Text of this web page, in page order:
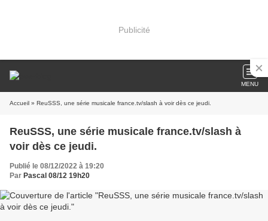
Publicité
MENU
Accueil » ReuSSS, une série musicale france.tv/slash à voir dès ce jeudi.
ReuSSS, une série musicale france.tv/slash à
voir dès ce jeudi.
Publié le 08/12/2022 à 19:20
Par Pascal 08/12 19h20